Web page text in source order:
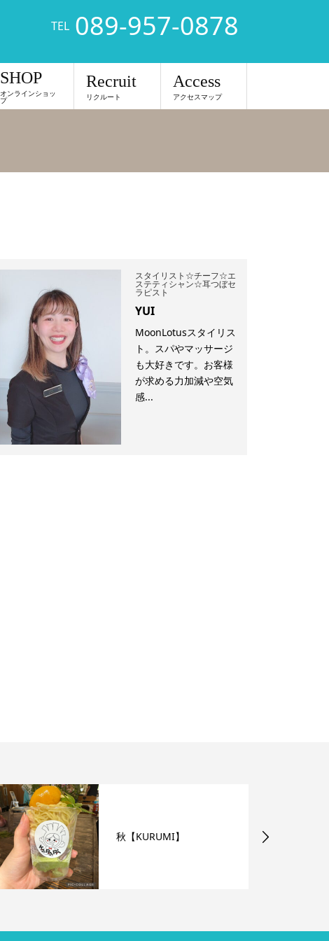
TEL 089-957-0878
SHOP
オンラインショッ
プ
Recruit
リクルート
Access
アクセスマップ
スタイリスト☆チーフ☆エ
ステティシャン☆耳つぼセ
ラピスト
YUI
MoonLotusスタイリス
ト。スパやマッサージ
も大好きです。お客様
が求める力加減や空気
感...
秋【KURUMI】